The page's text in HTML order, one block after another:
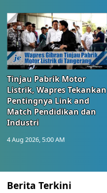
Tinjau Pabrik Motor
Listrik, Wapres Tekankan
Pentingnya Link and
Match Pendidikan dan
Industri
4 Aug 2026, 5:00 AM
Berita Terkini